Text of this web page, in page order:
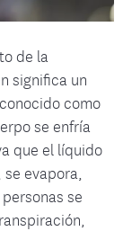
de la
significa un
como
se enfría
que el líquido
evapora,
se